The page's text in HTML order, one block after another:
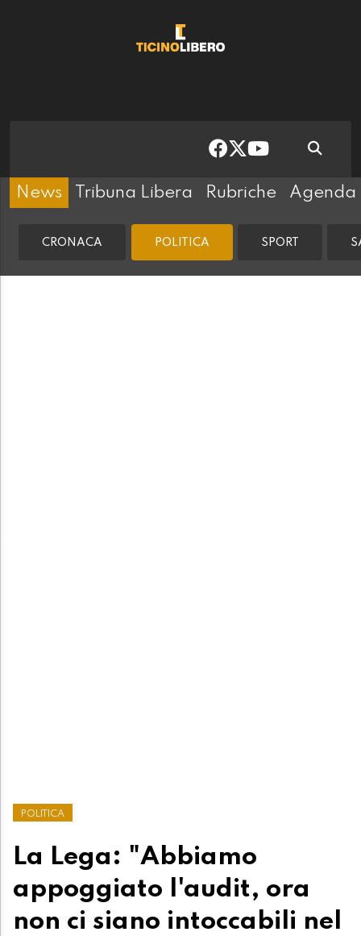
News Tribuna Libera Rubriche Agenda
CRONACA POLITICA SPORT
POLITICA
La Lega: "Abbiamo
appoggiato l'audit, ora
non ci siano intoccabili nel